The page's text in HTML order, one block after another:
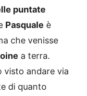
puntate
Pasquale è
che venisse
a terra.
visto andare via
di quanto